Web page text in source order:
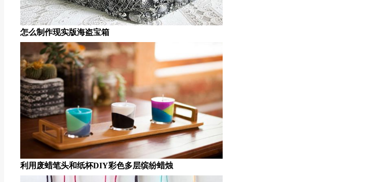
怎么制作现实版海盗宝箱
利用废蜡笔头和纸杯DIY彩色多层缤纷蜡烛